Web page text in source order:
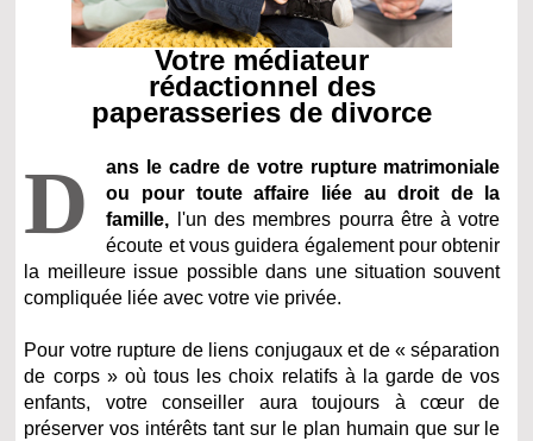
Votre médiateur
rédactionnel des
paperasseries de divorce
D
ans le cadre de votre rupture matrimoniale
ou pour toute affaire liée au droit de la
famille, l'un des membres pourra être à votre
écoute et vous guidera également pour obtenir
la meilleure issue possible dans une situation souvent
compliquée liée avec votre vie privée.
Pour votre rupture de liens conjugaux et de « séparation
de corps » où tous les choix relatifs à la garde de vos
enfants, votre conseiller aura toujours à cœur de
préserver vos intérêts tant sur le plan humain que sur le